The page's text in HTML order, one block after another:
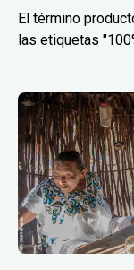
El término
las etiquetas